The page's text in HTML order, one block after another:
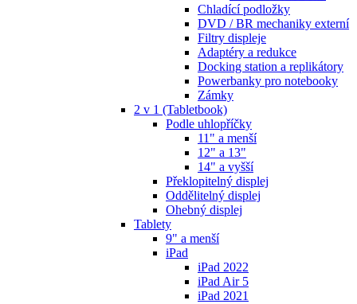
Chladící podložky
DVD / BR mechaniky externí
Filtry displeje
Adaptéry a redukce
Docking station a replikátory
Powerbanky pro notebooky
Zámky
2 v 1 (Tabletbook)
Podle uhlopříčky
11" a menší
12" a 13"
14" a vyšší
Překlopitelný displej
Oddělitelný displej
Ohebný displej
Tablety
9" a menší
iPad
iPad 2022
iPad Air 5
iPad 2021